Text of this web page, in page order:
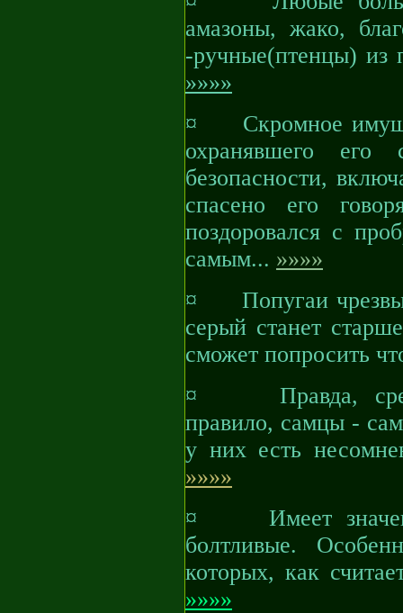
амазоны, жако,
-ручные(птенцы) из
»»»»
¤ Скромное
охранявшего
безопасности,
спасено его
поздоровался с
самым... »»»»
¤ Попугаи
серый станет
сможет попросить
¤ Правда, среди
правило, самцы -
у них есть
»»»»
¤ Имеет
болтливые.
которых, как
»»»»